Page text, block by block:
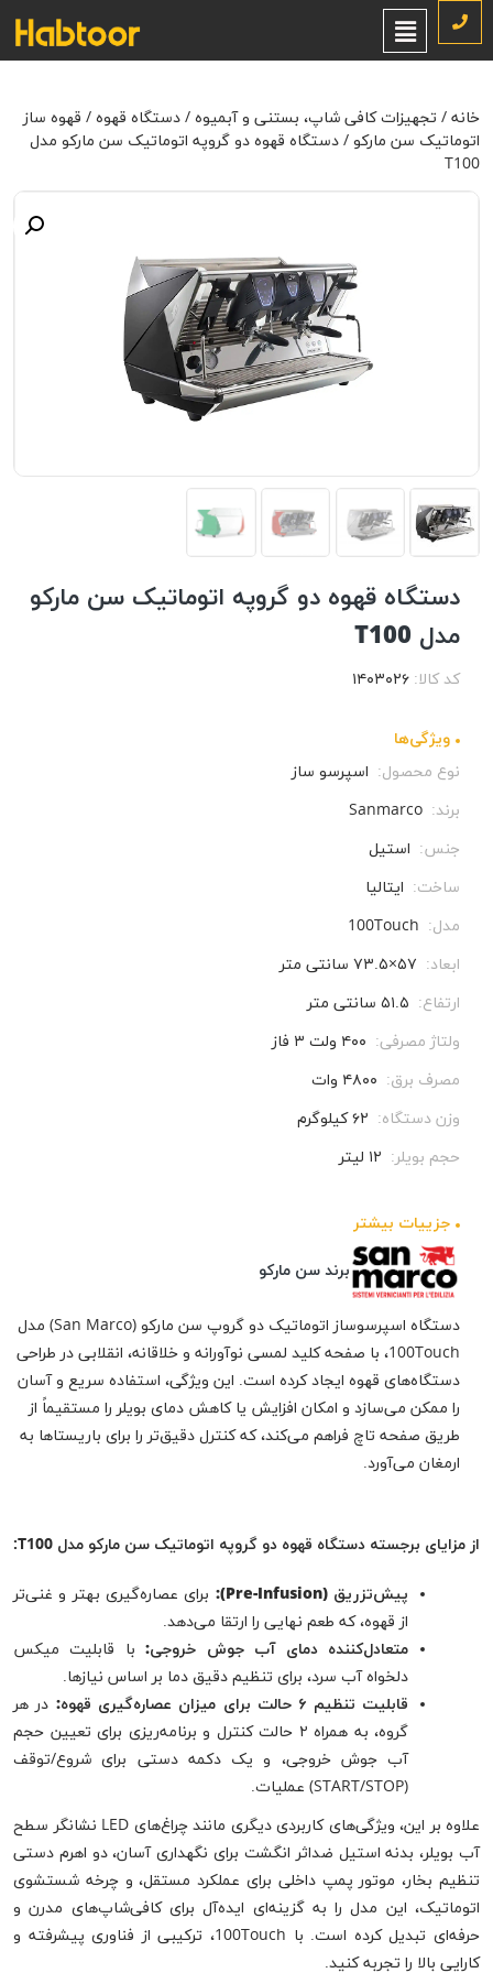
خانه/ تجهیزات کافی شاپ، بستنی و آبمیوه
اتوماتیک سن مارکو
/ دستگاه قهوه دو گروپه اتوماتیک سن مارکو مدل T100
خانه / تجهیزات کافی شاپ، بستنی و آبمیوه / دستگاه قهوه / قهوه ساز
اتوماتیک سن مارکو / دستگاه قهوه دو گروپه اتوماتیک سن مارکو مدل
T100
دستگاه قهوه دو گروپه اتوماتیک سن مارکو
مدل T100
برند سن مارکو
دستگاه اسپرسوساز اتوماتیک دو گروپ سن مارکو (San Marco) مدل
100Touch، با صفحه کلید لمسی نوآورانه و خلاقانه، انقلابی در طراحی
دستگاه‌های قهوه ایجاد کرده است. این ویژگی، استفاده سریع و آسان
را ممکن می‌سازد و امکان افزایش یا کاهش دمای بویلر را مستقیماً از
طریق صفحه تاچ فراهم می‌کند، که کنترل دقیق‌تر را برای باریستاها به
ارمغان می‌آورد.
کد کالا: ۱۴۰۳۰۲۶
ویژگی‌ها
نوع محصول: اسپرسو ساز
برند: Sanmarco
جنس: استیل
ساخت: ایتالیا
مدل: 100Touch
ابعاد: ۵۷×۷۳.۵ سانتی متر
ارتفاع: ۵۱.۵ سانتی متر
ولتاژ مصرفی: ۴۰۰ ولت ۳ فاز
مصرف برق: ۴۸۰۰ وات
وزن دستگاه: ۶۲ کیلوگرم
حجم بویلر: ۱۲ لیتر
جزيیات بیشتر
از مزایای برجسته دستگاه قهوه دو گروپه اتوماتیک سن مارکو مدل T100:
پیش‌تزریق (Pre-Infusion):
برای عصاره‌گیری بهتر و غنی‌تر
از قهوه، که طعم نهایی را ارتقا می‌دهد.
متعادل‌کننده دمای آب جوش خروجی:با قابلیت میکس
دلخواه آب سرد، برای تنظیم دقیق دما بر اساس نیازها.
قابلیت تنظیم ۶ حالت برای میزان عصاره‌گیری قهوه:
در هر
گروه، به همراه ۲ حالت کنترل و برنامه‌ریزی برای تعیین حجم
آب جوش خروجی، و یک دکمه دستی برای شروع/توقف
(START/STOP) عملیات.
علاوه بر این، ویژگی‌های کاربردی دیگری مانند چراغ‌های LED نشانگر سطح
آب بویلر، بدنه استیل ضداثر انگشت برای نگهداری آسان، دو اهرم دستی
تنظیم بخار، موتور پمپ داخلی برای عملکرد مستقل، و چرخه شستشوی
اتوماتیک، این مدل را به گزینه‌ای ایده‌آل برای کافی‌شاپ‌های مدرن و
حرفه‌ای تبدیل کرده است. با 100Touch، ترکیبی از فناوری پیشرفته و
کارایی بالا را تجربه کنید.